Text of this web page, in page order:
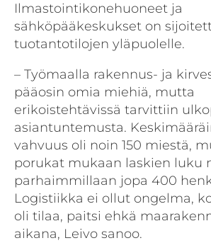
Ilmastointikonehuoneet ja
sähköpääkeskukset on
tuotantotilojen yläpuolelle.
– Työmaalla rakennus- ja
pääosin omia miehiä, mutta
erikoistehtävissä tarvittiin
asiantuntemusta.
vahvuus oli noin 150 miestä,
porukat mukaan laskien luku
parhaimmillaan jopa 400
Logistiikka ei ollut ongelma,
oli tilaa, paitsi ehkä
aikana, Leivo sanoo.